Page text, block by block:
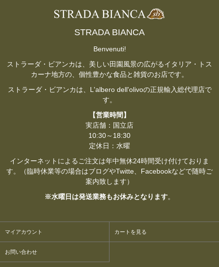
STRADA BIANCA
Benvenuti!
ストラーダ・ビアンカは、美しい田園風景の広がるイタリア・トス
カーナ地方の、個性豊かな食品と雑貨のお店です。
ストラーダ・ビアンカは、L'albero dell'olivoの正規輸入総代理店で
す。
【営業時間】
実店舗：国立店
10:30～18:30
定休日：水曜
インターネットによるご注文は年中無休24時間受け付けておりま
す。（臨時休業等の場合はブログやTwitte、Facebookなどで随時ご
案内致します）
※水曜日は発送業務もお休みとなります。
マイアカウント カートを見る
お問い合わせ